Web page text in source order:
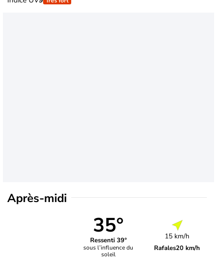
Après-midi
35°
Ressenti 39°
sous l’influence du
soleil
15 km/h
Rafales20 km/h